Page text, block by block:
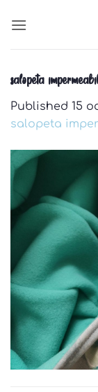
salopeta
Published 15
salopeta